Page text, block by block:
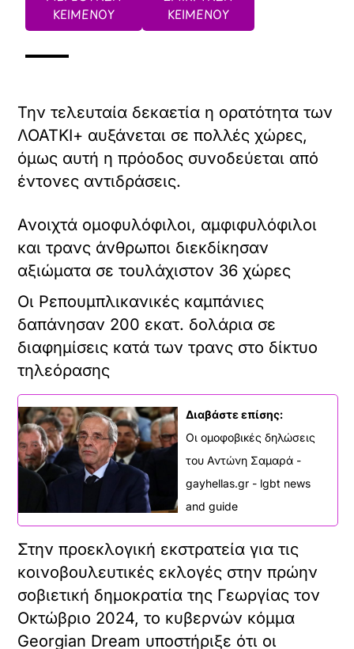
ΚΕΙΜΕΝΟΥ
ΚΕΙΜΕΝΟΥ
Την τελευταία δεκαετία η ορατότητα των
ΛΟΑΤΚΙ+ αυξάνεται σε πολλές χώρες,
όμως αυτή η πρόοδος συνοδεύεται από
έντονες αντιδράσεις.
Ανοιχτά ομοφυλόφιλοι, αμφιφυλόφιλοι
και τρανς άνθρωποι διεκδίκησαν
αξιώματα σε τουλάχιστον 36 χώρες
Οι Ρεπουμπλικανικές καμπάνιες
δαπάνησαν 200 εκατ. δολάρια σε
διαφημίσεις κατά των τρανς στο δίκτυο
τηλεόρασης
Διαβάστε επίσης:
Οι ομοφοβικές δηλώσεις
του Αντώνη Σαμαρά -
gayhellas.gr - lgbt news
and guide
Στην προεκλογική εκστρατεία για τις
κοινοβουλευτικές εκλογές στην πρώην
σοβιετική δημοκρατία της Γεωργίας τον
Οκτώβριο 2024, το κυβερνών κόμμα
Georgian Dream υποστήριξε ότι οι